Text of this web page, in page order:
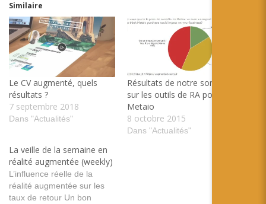
Similaire
Le CV augmenté, quels
résultats ?
7 septembre 2018
Dans "Actualités"
Résultats de notre sondage
sur les outils de RA post
Metaio
8 octobre 2015
Dans "Actualités"
La veille de la semaine en
réalité augmentée (weekly)
L’influence réelle de la
réalité augmentée sur les
taux de retour Un bon